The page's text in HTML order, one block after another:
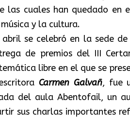
las cuales han quedado
y la cultura.
se celebró en la sede
de premios del III
libre en el que se
Carmen Galvañ, fue
del aula Abentofail, un
sus charlas importantes